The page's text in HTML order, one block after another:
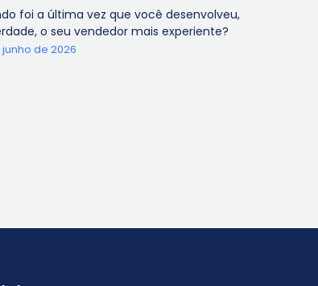
foi a última vez que você desenvolveu,
o seu vendedor mais experiente?
de 2026